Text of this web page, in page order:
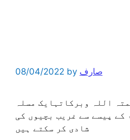
08/04/2022 by صارف
اللہ وبرکاتہایک مسلہ
کے پیسے سے غریب بچیوں کی
شادی کر سکتے ہیں